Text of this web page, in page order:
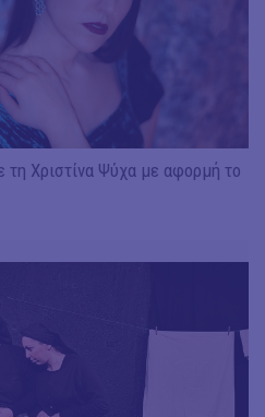
Χριστίνα Ψύχα με αφορμή το